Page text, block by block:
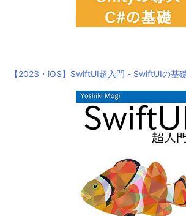
【2023・iOS】SwiftUI超入門 - SwiftUIの基